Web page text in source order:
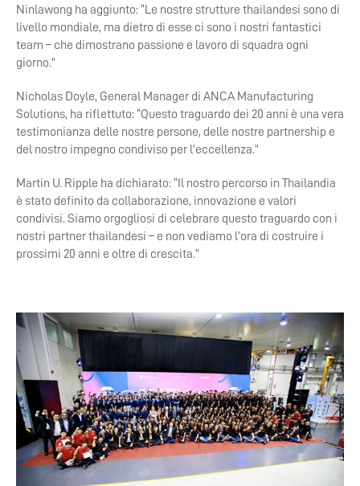
Ninlawong ha aggiunto: “Le nostre strutture thailandesi sono di
livello mondiale, ma dietro di esse ci sono i nostri fantastici
team – che dimostrano passione e lavoro di squadra ogni
giorno.”
Nicholas Doyle, General Manager di ANCA Manufacturing
Solutions, ha riflettuto: “Questo traguardo dei 20 anni è una vera
testimonianza delle nostre persone, delle nostre partnership e
del nostro impegno condiviso per l’eccellenza.”
Martin U. Ripple ha dichiarato: “Il nostro percorso in Thailandia
è stato definito da collaborazione, innovazione e valori
condivisi. Siamo orgogliosi di celebrare questo traguardo con i
nostri partner thailandesi – e non vediamo l’ora di costruire i
prossimi 20 anni e oltre di crescita.”